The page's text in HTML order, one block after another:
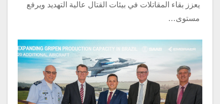
يعزز بقاء المقاتلات في بيئات القتال عالية التهديد ويرفع
مستوى…